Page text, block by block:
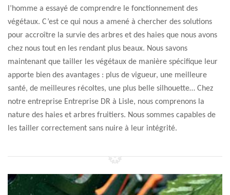
l’homme a essayé de comprendre le fonctionnement des
végétaux. C’est ce qui nous a amené à chercher des solutions
pour accroître la survie des arbres et des haies que nous avons
chez nous tout en les rendant plus beaux. Nous savons
maintenant que tailler les végétaux de manière spécifique leur
apporte bien des avantages : plus de vigueur, une meilleure
santé, de meilleures récoltes, une plus belle silhouette… Chez
notre entreprise Entreprise DR à Lisle, nous comprenons la
nature des haies et arbres fruitiers. Nous sommes capables de
les tailler correctement sans nuire à leur intégrité.